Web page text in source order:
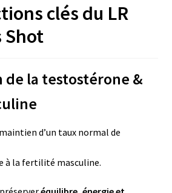
clés du LR
Shot
de la testostérone &
d’un taux normal de
à la fertilité masculine.